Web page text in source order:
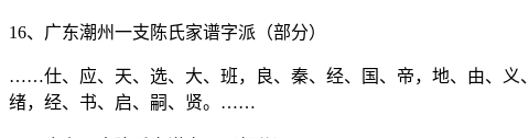
16、广东潮州一支陈氏家谱字派（部分）
……仕、应、天、选、大、班，良、秦、经、国、帝，地、由、义
绪，经、书、启、嗣、贤。……